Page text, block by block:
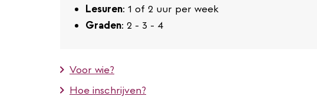
Lesuren: 1 of 2 uur per week
Graden: 2 - 3 - 4
Voor wie?
Hoe inschrijven?